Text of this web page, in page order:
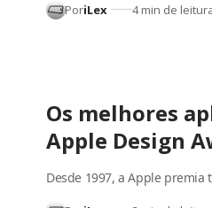
PoriLex 4 min de
Os melhores
Apple Design
Desde 1997, a Apple